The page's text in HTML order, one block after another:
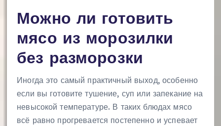
Можно ли готовить
мясо из морозилки
без разморозки
Иногда это самый практичный выход, особенно
если вы готовите тушение, суп или запекание на
невысокой температуре. В таких блюдах мясо
всё равно прогревается постепенно и успевает